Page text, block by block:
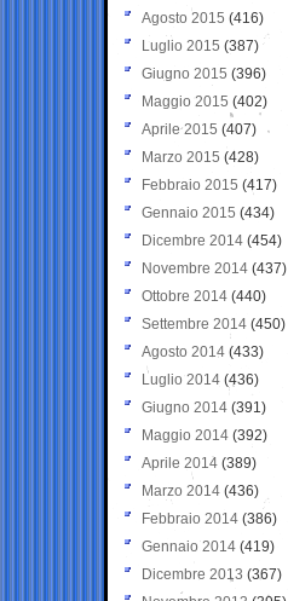
Agosto 2015 (416)
Luglio 2015 (387)
Giugno 2015 (396)
Maggio 2015 (402)
Aprile 2015 (407)
Marzo 2015 (428)
Febbraio 2015 (417)
Gennaio 2015 (434)
Dicembre 2014 (454)
Novembre 2014 (437)
Ottobre 2014 (440)
Settembre 2014 (450)
Agosto 2014 (433)
Luglio 2014 (436)
Giugno 2014 (391)
Maggio 2014 (392)
Aprile 2014 (389)
Marzo 2014 (436)
Febbraio 2014 (386)
Gennaio 2014 (419)
Dicembre 2013 (367)